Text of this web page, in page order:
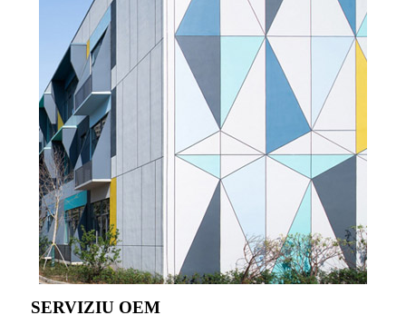
SERVIZIU OEM